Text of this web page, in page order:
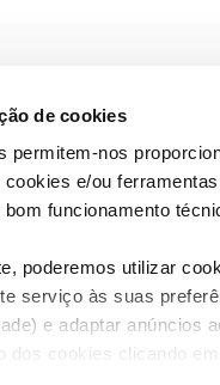
de cookies
permitem-nos
cookies e/ou
bom funcionamento
poderemos utilizar
serviço às suas
e adaptar anúncios
dos cookies clicando em